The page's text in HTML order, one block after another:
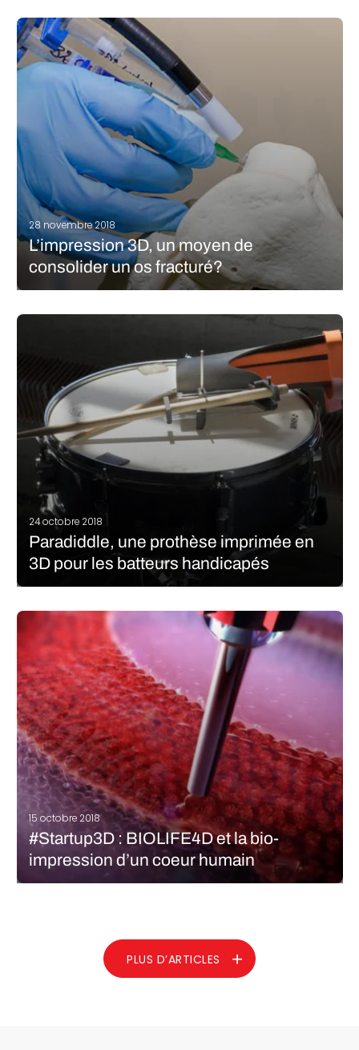
un inhalateur de cannabis imprimé en 3D afin de proposer un
traitement pharmaceutique sur mesure. Cet outil vient
transformer la plante afin de répondre aux exigences
pharmaceutiques du marché et…
LIRE LA SUITE
28 novembre 2018
L’impression 3D, un moyen de
consolider un os fracturé?
un processus d’impression 3D pour soigner plus efficacement
les fractures, particulièrement ceux des militaires américains. Le
Dr Szivek, ingénieur biomédical et professeur de chirurgie
orthopédique en charge de l’étude, vient de…
LIRE LA SUITE
24 octobre 2018
Paradiddle, une prothèse imprimée en
3D pour les batteurs handicapés
Unis qui a imaginé une prothèse de bras imprimée en 3D pour
tous les batteurs amputés. Un accessoire qui leur permettrait de
jouer de façon plus intuitive et confortablement. Cette prothèse…
LIRE LA SUITE
15 octobre 2018
#Startup3D : BIOLIFE4D et la bio-
impression d’un coeur humain
été évalué à $7,3 milliards…
PLUS D’ARTICLES